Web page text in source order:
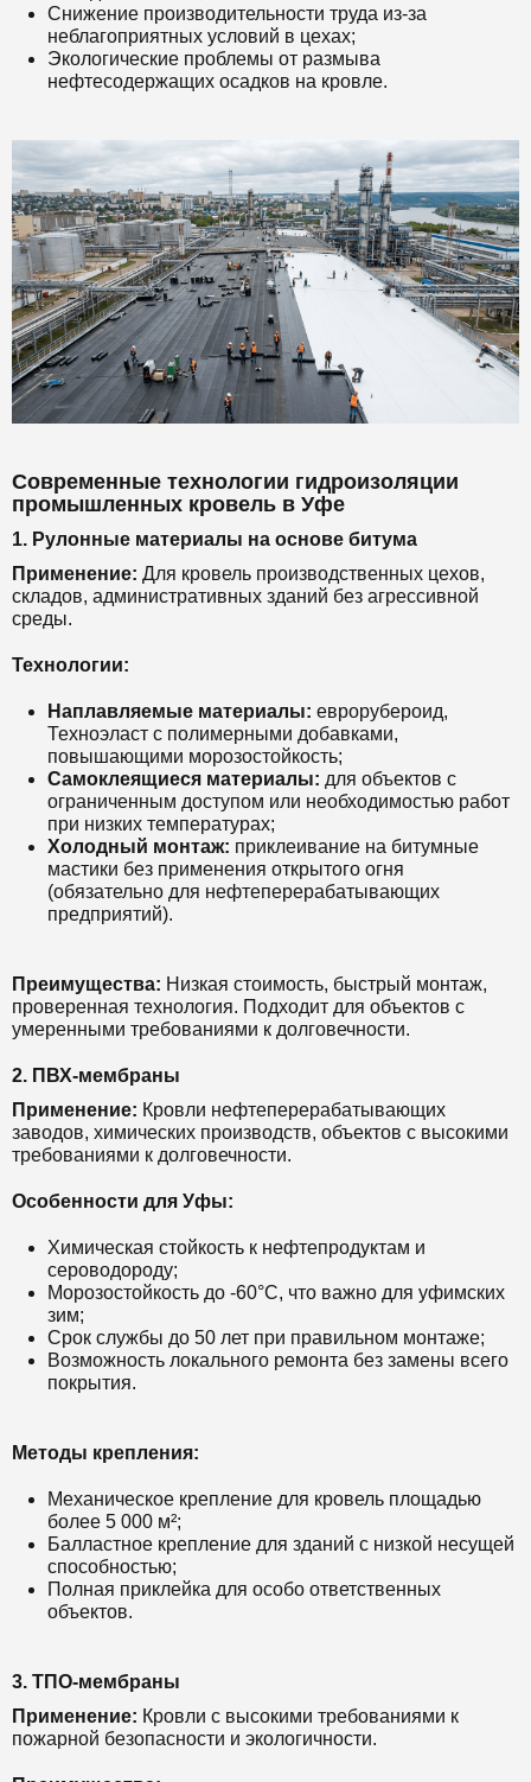
Снижение производительности труда из-за
неблагоприятных условий в цехах;
Экологические проблемы от размыва
нефтесодержащих осадков на кровле.
Современные технологии гидроизоляции
промышленных кровель в Уфе
1. Рулонные материалы на основе битума
Применение: Для кровель производственных цехов,
складов, административных зданий без агрессивной
среды.
Технологии:
Наплавляемые материалы: еврорубероид,
Техноэласт с полимерными добавками,
повышающими морозостойкость;
Самоклеящиеся материалы: для объектов с
ограниченным доступом или необходимостью работ
при низких температурах;
Холодный монтаж: приклеивание на битумные
мастики без применения открытого огня
(обязательно для нефтеперерабатывающих
предприятий).
Преимущества: Низкая стоимость, быстрый монтаж,
проверенная технология. Подходит для объектов с
умеренными требованиями к долговечности.
2. ПВХ-мембраны
Применение: Кровли нефтеперерабатывающих
заводов, химических производств, объектов с высокими
требованиями к долговечности.
Особенности для Уфы:
Химическая стойкость к нефтепродуктам и
сероводороду;
Морозостойкость до -60°C, что важно для уфимских
зим;
Срок службы до 50 лет при правильном монтаже;
Возможность локального ремонта без замены всего
покрытия.
Методы крепления:
Механическое крепление для кровель площадью
более 5 000 м²;
Балластное крепление для зданий с низкой несущей
способностью;
Полная приклейка для особо ответственных
объектов.
3. ТПО-мембраны
Применение: Кровли с высокими требованиями к
пожарной безопасности и экологичности.